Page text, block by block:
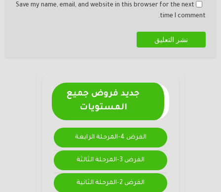
Save my name, email, and website in this browser for the next
time I comment.
جديد فروض جميع
المستويات
الفرض 4-المرحلة الرابعة
الفرض 3-المرحلة الثالثة
الفرض 2-المرحلة الثانية